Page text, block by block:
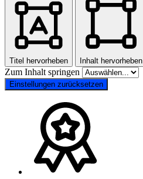
Titel hervorheben Inhalt hervorheben
Zum Inhalt springen
Einstellungen zurücksetzen